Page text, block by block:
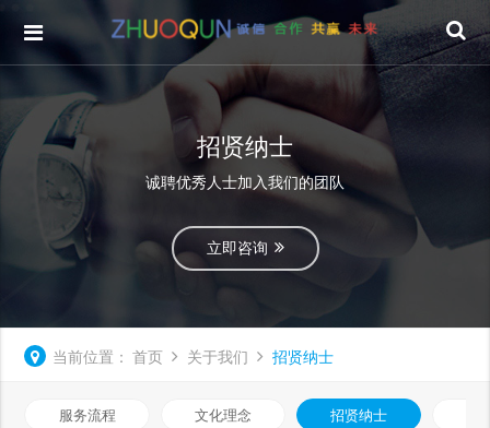
招贤纳士
诚聘优秀人士加入我们的团队
立即咨询
当前位置： 首页 关于我们 招贤纳士
服务流程 文化理念 招贤纳士